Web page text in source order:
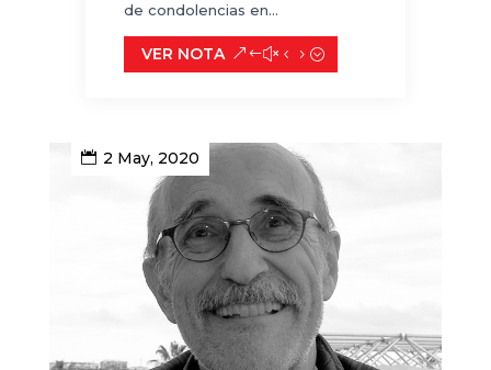
de condolencias en...
VER NOTA
2 May, 2020